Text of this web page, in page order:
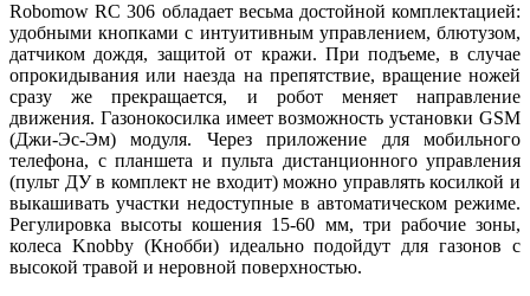
Robomow RC 306 обладает весьма достойной комплектацией:
удобными кнопками с интуитивным управлением, блютузом,
датчиком дождя, защитой от кражи. При подъеме, в случае
опрокидывания или наезда на препятствие, вращение ножей
сразу же прекращается, и робот меняет направление
движения. Газонокосилка имеет возможность установки GSM
(Джи-Эс-Эм) модуля. Через приложение для мобильного
телефона, с планшета и пульта дистанционного управления
(пульт ДУ в комплект не входит) можно управлять косилкой и
выкашивать участки недоступные в автоматическом режиме.
Регулировка высоты кошения 15-60 мм, три рабочие зоны,
колеса Knobby (Кнобби) идеально подойдут для газонов с
высокой травой и неровной поверхностью.